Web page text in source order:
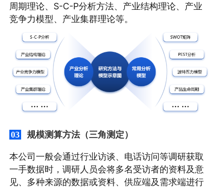
周期理论、S-C-P分析方法、产业结构理论、产业
竞争力模型、产业集群理论等。
03 规模测算方法（三角测定）
本公司一般会通过行业访谈、电话访问等调研获取
一手数据时，调研人员会将多名受访者的资料及意
见、多种来源的数据或资料、供应端及需求端进行